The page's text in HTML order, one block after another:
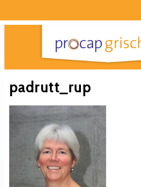
padrutt_rup